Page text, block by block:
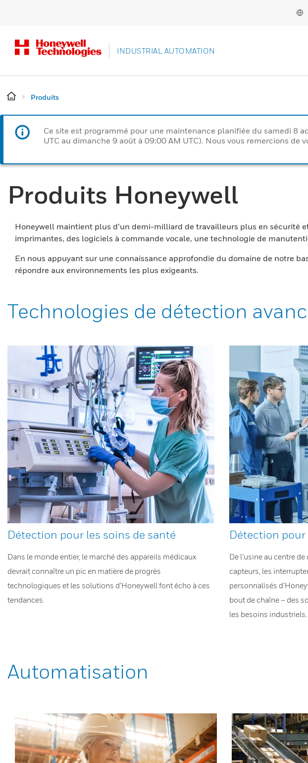
INDUSTRIAL AUTOMATION
Produits
Ce site est programmé pour une maintenance planifiée du samedi 8
UTC au dimanche 9 août à 09:00 AM UTC). Nous vous remercions de
Produits Honeywell
Honeywell maintient plus d’un demi-milliard de travailleurs plus en sécurité
imprimantes, des logiciels à commande vocale, une technologie de
En nous appuyant sur une connaissance approfondie du domaine de notre
répondre aux environnements les plus exigeants.
Technologies de détection
Détection pour les soins de santé
Dans le monde entier, le marché des appareils médicaux
devrait connaître un pic en matière de progrès
technologiques et les solutions d’Honeywell font écho à ces
tendances.
Détection
De l’usine au centre
capteurs, les
personnalisés
bout de chaîne – des
les besoins industriels.
Automatisation